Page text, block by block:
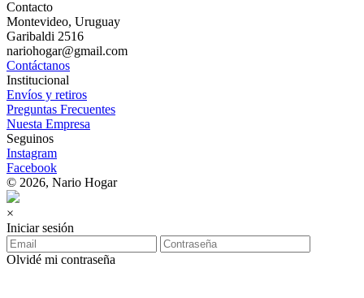
Contacto
Montevideo, Uruguay
Garibaldi 2516
nariohogar@gmail.com
Contáctanos
Institucional
Envíos y retiros
Preguntas Frecuentes
Nuesta Empresa
Seguinos
Instagram
Facebook
© 2026, Nario Hogar
×
Iniciar sesión
Olvidé mi contraseña